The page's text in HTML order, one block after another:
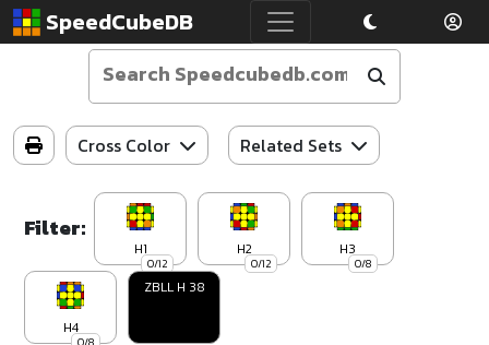
SpeedCubeDB
Cross Color Related Sets
Filter:
0/12
H1
0/12
H2
0/8
H3
H4
ZBLL H 38